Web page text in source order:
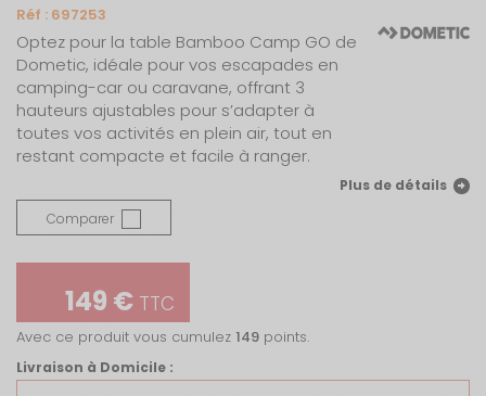
Réf : 697253
Optez pour la table Bamboo Camp GO de
Dometic, idéale pour vos escapades en
camping-car ou caravane, offrant 3
hauteurs ajustables pour s’adapter à
toutes vos activités en plein air, tout en
restant compacte et facile à ranger.
Plus de détails
Comparer
149 € TTC
Avec ce produit vous cumulez 149 points.
Livraison à Domicile :